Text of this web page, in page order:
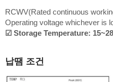
RCWV(Rated continuous
Operating voltage whichever is
☑ Storage Temperature:
납땜 조건